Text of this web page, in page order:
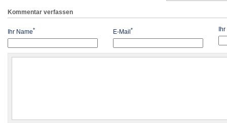
Kommentar verfassen
Ihr Name* E-Mail *